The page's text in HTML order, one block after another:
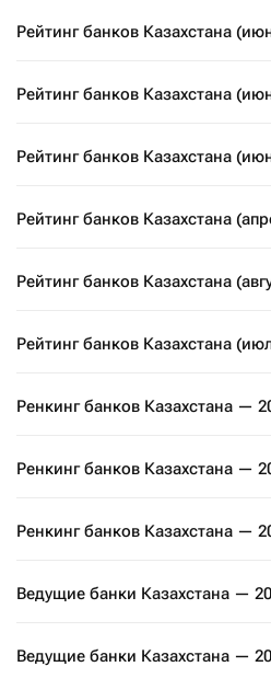
Рейтинг банков Казахстана
Рейтинг банков Казахстана
Рейтинг банков Казахстана
Рейтинг банков Казахстана
Рейтинг банков Казахстана
Рейтинг банков Казахстана
Ренкинг банков Казахстана —
Ренкинг банков Казахстана —
Ренкинг банков Казахстана —
Ведущие банки Казахстана —
Ведущие банки Казахстана —